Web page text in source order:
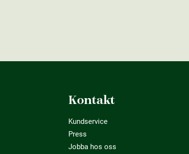
Kontakt
Kundservice
Press
Jobba hos oss